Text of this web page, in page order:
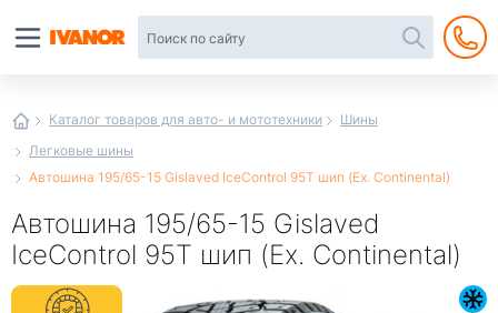
Каталог товаров для авто- и мототехники
Шины
Легковые шины
Автошина 195/65-15 Gislaved IceControl 95T шип (Ex. Continental)
Автошина 195/65-15 Gislaved
IceControl 95T шип (Ex. Continental)
интернет-